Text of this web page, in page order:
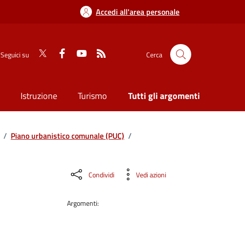
Accedi all'area personale
Seguici su Cerca
Istruzione Turismo Tutti gli argomenti
/ Piano urbanistico comunale (PUC) /
Condividi Vedi azioni
Argomenti: